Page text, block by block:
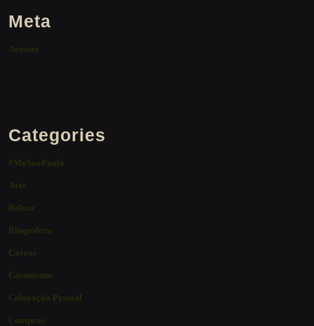
Meta
Acessar
Categories
#MySaoPaulo
Arte
Beleza
Blogosfera
Carros
Casamento
Coloração Pessoal
Compras